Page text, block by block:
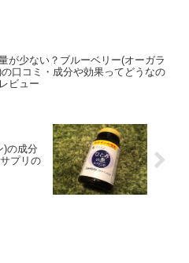
が少ない？ブルーベリー(オーガラ
の口コミ・成分や効果ってどうなの
ビュー
)の成分
プリの